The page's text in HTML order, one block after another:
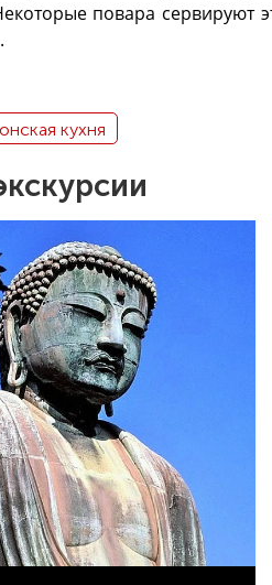
повара сервируют
кухня